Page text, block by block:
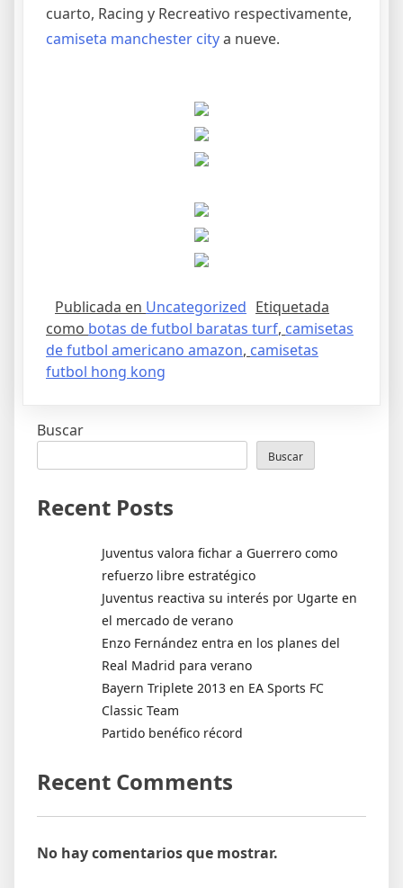
cuarto, Racing y Recreativo respectivamente,
camiseta manchester citya nueve.
Publicada en Uncategorized Etiquetada
como botas de futbol baratas turf, camisetas
de futbol americano amazon, camisetas
futbol hong kong
Buscar
Buscar
Recent Posts
Juventus valora fichar a Guerrero como
refuerzo libre estratégico
Juventus reactiva su interés por Ugarte en
el mercado de verano
Enzo Fernández entra en los planes del
Real Madrid para verano
Bayern Triplete 2013 en EA Sports FC
Classic Team
Partido benéfico récord
Recent Comments
No hay comentarios que mostrar.